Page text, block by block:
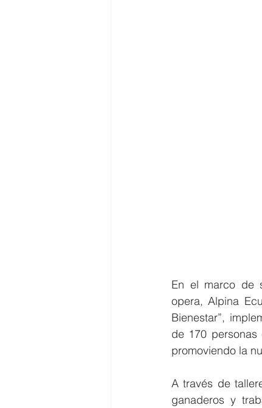
En el marco de
opera, Alpina
Bienestar”,
de 170
promoviendo la
A través de
ganaderos y